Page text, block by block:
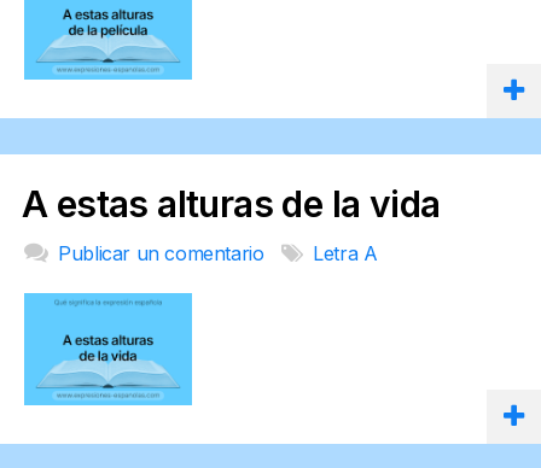
A estas alturas de la vida
Publicar un comentario Letra A